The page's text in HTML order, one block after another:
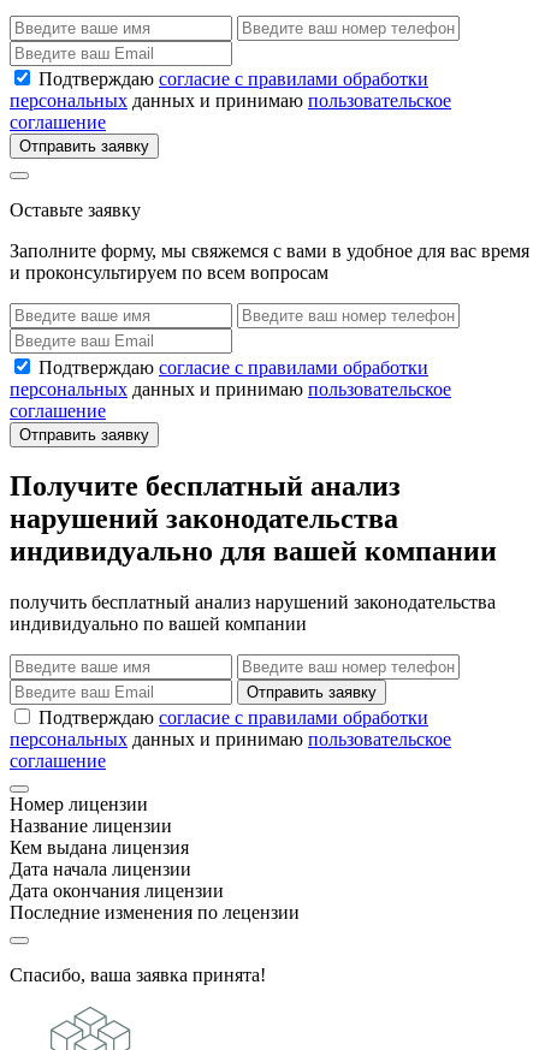
Подтверждаю согласие с правилами обработки
персональных данных и принимаю пользовательское
соглашение
Отправить заявку
Оставьте заявку
Заполните форму, мы свяжемся с вами в удобное для вас время
и проконсультируем по всем вопросам
Подтверждаю согласие с правилами обработки
персональных данных и принимаю пользовательское
соглашение
Отправить заявку
Получите бесплатный анализ
нарушений законодательства
индивидуально для вашей компании
получить бесплатный анализ нарушений законодательства
индивидуально по вашей компании
Отправить заявку
Подтверждаю согласие с правилами обработки
персональных данных и принимаю пользовательское
соглашение
Номер лицензии
Название лицензии
Кем выдана лицензия
Дата начала лицензии
Дата окончания лицензии
Последние изменения по лецензии
Спасибо, ваша заявка принята!